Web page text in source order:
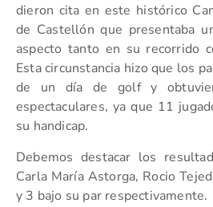
dieron cita en este histórico
de Castellón que presentaba
aspecto tanto en su recorrido
Esta circunstancia hizo que los
de un día de golf y
espectaculares, ya que 11
su handicap.
Debemos destacar los
Carla María Astorga, Rocio
y 3 bajo su par respectivamente.